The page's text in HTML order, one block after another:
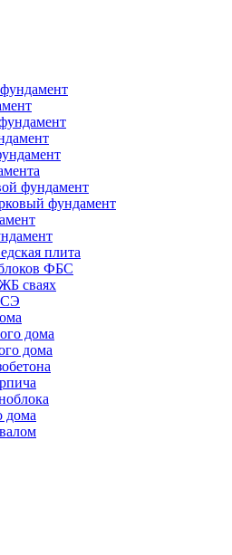
фундамент
фундамент
плита
ФБС
сваях
дома
дома
дома